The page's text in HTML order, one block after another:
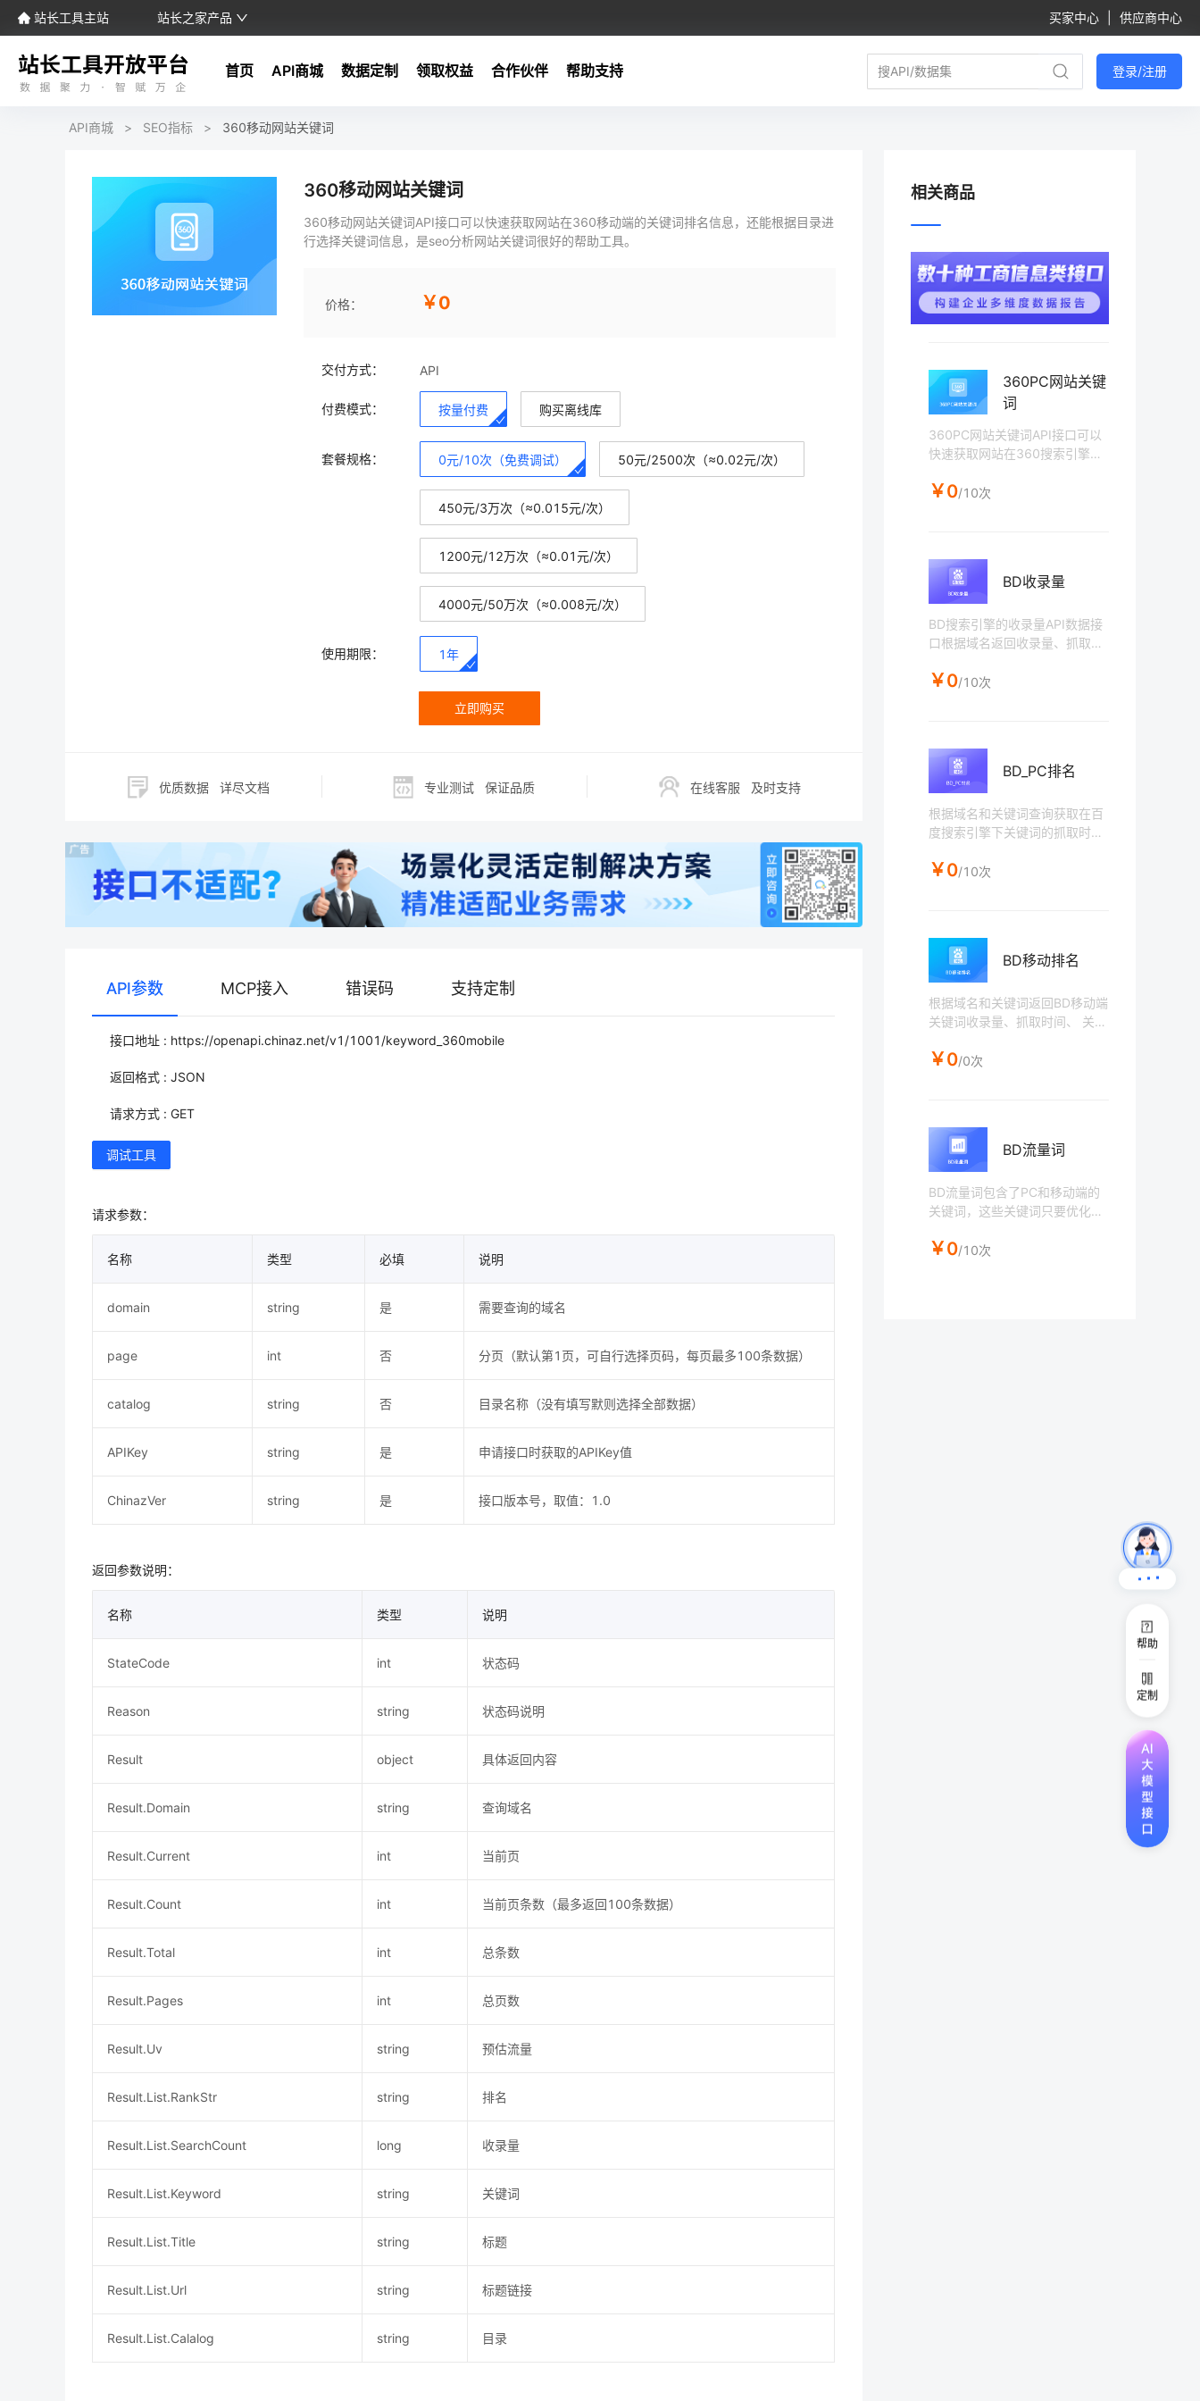
站长工具主站 站长之家产品 买家中心 供应商中心
首页 API商城 数据定制 领取权益 合作伙伴 帮助支持 登录/注册
帮助
定制
API商城 > SEO指标 > 360移动网站关键词
360移动网站关键词
360移动网站关键词API接口可以快速获取网站在360移动端的关键词排名信息，还能根据目录进
行选择关键词信息，是seo分析网站关键词很好的帮助工具。
价格： ￥0
交付方式： API
付费模式： 按量付费 购买离线库
套餐规格： 0元/10次（免费调试） 50元/2500次（≈0.02元/次）
450元/3万次（≈0.015元/次）
1200元/12万次（≈0.01元/次）
4000元/50万次（≈0.008元/次）
使用期限： 1年
立即购买
优质数据 详尽文档 专业测试 保证品质 在线客服 及时支持
API参数 MCP接入 错误码 支持定制
接口地址 : https://openapi.chinaz.net/v1/1001/keyword_360mobile
返回格式 : JSON
请求方式 : GET
调试工具
请求参数：
名称 类型 必填 说明
domain string 是 需要查询的域名
page int 否 分页（默认第1页，可自行选择页码，每页最多100条数据）
catalog string 否 目录名称（没有填写默则选择全部数据）
APIKey string 是 申请接口时获取的APIKey值
ChinazVer string 是 接口版本号，取值：1.0
返回参数说明：
名称 类型 说明
StateCode int 状态码
Reason string 状态码说明
Result object 具体返回内容
Result.Domain string 查询域名
Result.Current int 当前页
Result.Count int 当前页条数（最多返回100条数据）
Result.Total int 总条数
Result.Pages int 总页数
Result.Uv string 预估流量
Result.List.RankStr string 排名
Result.List.SearchCount long 收录量
Result.List.Keyword string 关键词
Result.List.Title string 标题
Result.List.Url string 标题链接
Result.List.Calalog string 目录
相关商品
360PC网站关键
词
360PC网站关键词API接口可以
快速获取网站在360搜索引擎PC
目录进行选择关键词信息，是se
￥0/10次
BD收录量
BD搜索引擎的收录量API数据接
口根据域名返回收录量、抓取时
￥0/10次
BD_PC排名
根据域名和关键词查询获取在百
度搜索引擎下关键词的抓取时
条）、 页面标题、 页面链接地
询IP百分百一致）
￥0/10次
BD移动排名
根据域名和关键词返回BD移动端
关键词收录量、抓取时间、 关键
标题、 页面链接地址。排名只返
￥0/0次
BD流量词
BD流量词包含了PC和移动端的
关键词，这些关键词只要优化成
查询一次可获取100条数据，方
￥0/10次